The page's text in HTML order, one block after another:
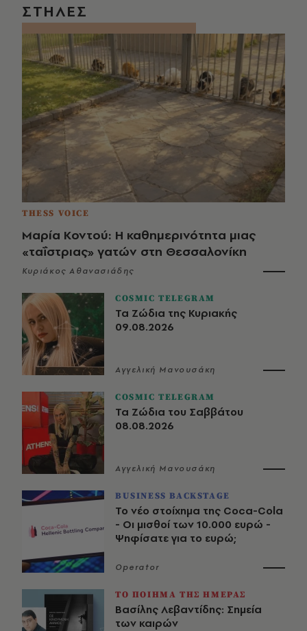
ΣΤΗΛΕΣ
THESS VOICE
Μαρία Κοντού: Η καθημερινότητα μιας
«ταΐστριας» γατών στη Θεσσαλονίκη
Κυριάκος Αθανασιάδης
COSMIC TELEGRAM
Τα Ζώδια της Κυριακής
09.08.2026
Αγγελική Μανουσάκη
COSMIC TELEGRAM
Τα Ζώδια του Σαββάτου
08.08.2026
Αγγελική Μανουσάκη
BUSINESS BACKSTAGE
Το νέο στοίχημα της Coca-Cola
- Οι μισθοί των 10.000 ευρώ -
Ψηφίσατε για το ευρώ;
Operator
ΤΟ ΠΟΙΗΜΑ ΤΗΣ ΗΜΕΡΑΣ
Βασίλης Λεβαντίδης: Σημεία
των καιρών